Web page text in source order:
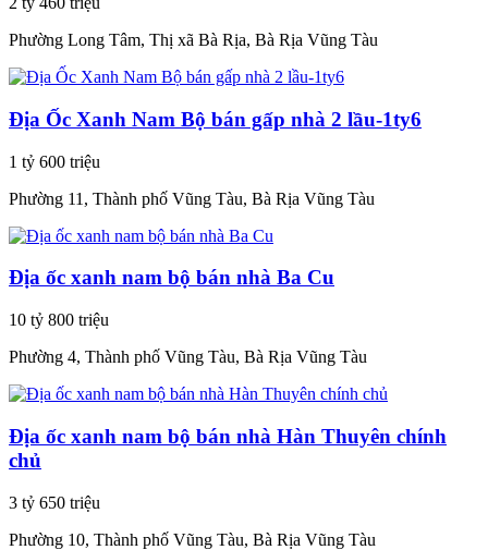
Phường Long Tâm, Thị xã Bà Rịa, Bà Rịa Vũng Tàu
Địa Ốc Xanh Nam Bộ bán gấp nhà 2 lầu-1ty6
1 tỷ 600 triệu
Phường 11, Thành phố Vũng Tàu, Bà Rịa Vũng Tàu
Địa ốc xanh nam bộ bán nhà Ba Cu
10 tỷ 800 triệu
Phường 4, Thành phố Vũng Tàu, Bà Rịa Vũng Tàu
Địa ốc xanh nam bộ bán nhà Hàn Thuyên chính
chủ
3 tỷ 650 triệu
Phường 10, Thành phố Vũng Tàu, Bà Rịa Vũng Tàu